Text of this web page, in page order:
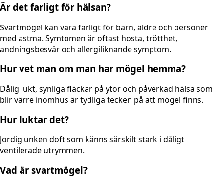
Är det farligt för hälsan?
Svartmögel kan vara farligt för barn, äldre och personer
med astma. Symtomen är oftast hosta, trötthet,
andningsbesvär och allergiliknande symptom.
Hur vet man om man har mögel hemma?
Dålig lukt, synliga fläckar på ytor och påverkad hälsa som
blir värre inomhus är tydliga tecken på att mögel finns.
Hur luktar det?
Jordig unken doft som känns särskilt stark i dåligt
ventilerade utrymmen.
Vad är svartmögel?